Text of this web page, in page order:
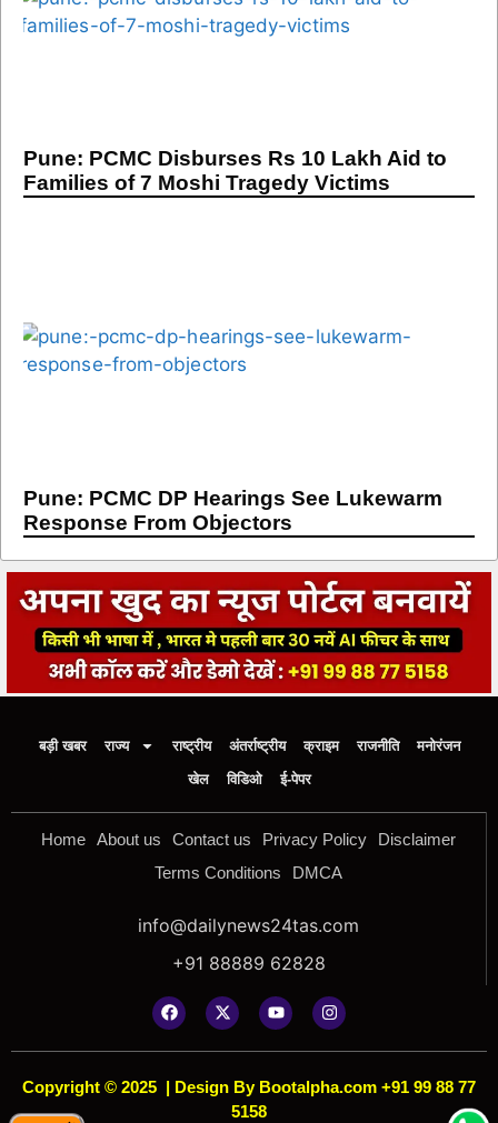
Pune: PCMC Disburses Rs 10 Lakh Aid to
Families of 7 Moshi Tragedy Victims
Pune: PCMC DP Hearings See Lukewarm
Response From Objectors
बड़ी खबर राज्य राष्ट्रीय अंतर्राष्ट्रीय क्राइम राजनीति
मनोरंजन
खेल
विडिओ ई-पेपर
Home About us Contact us Privacy Policy
Disclaimer
Terms Conditions
DMCA
info@dailynews24tas.com
+91 88889 62828
Copyright © 2025 | Design By Bootalpha.com +91 99 88 77
5158